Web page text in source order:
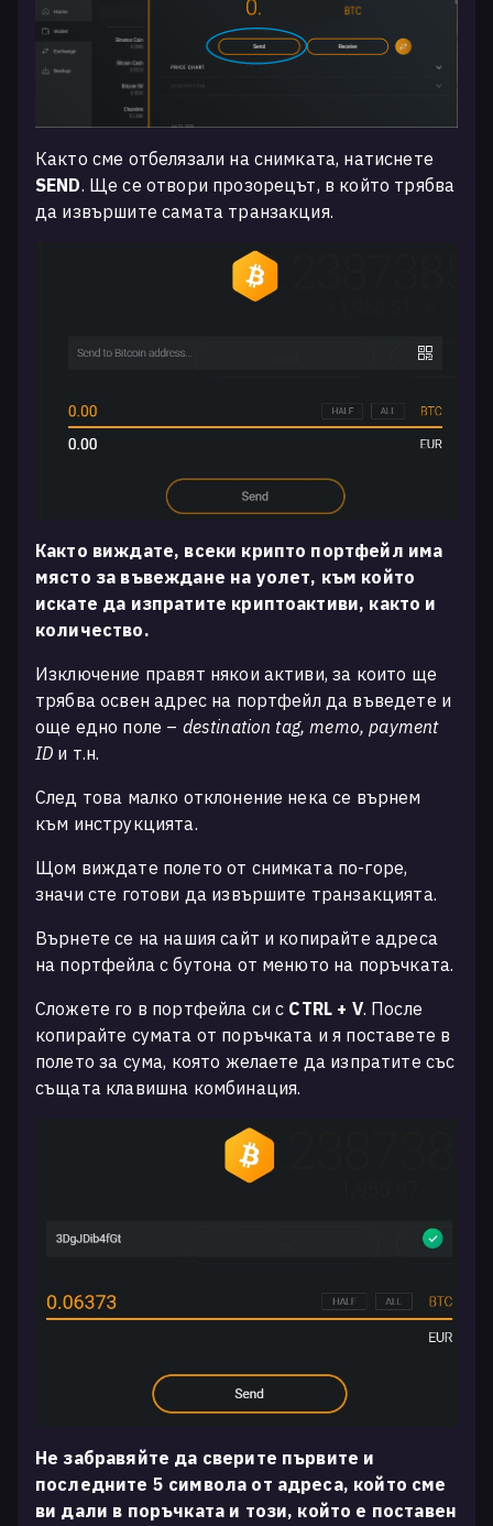
Както сме отбелязали на снимката, натиснете
SEND. Ще се отвори прозорецът, в който трябва
да извършите самата транзакция.
Както виждате, всеки крипто портфейл има
място за въвеждане на уолет, към който
искате да изпратите криптоактиви, както и
количество.
Изключение правят някои активи, за които ще
трябва освен адрес на портфейл да въведете и
още едно поле – destination tag, memo, payment
ID и т.н.
След това малко отклонение нека се върнем
към инструкцията.
Щом виждате полето от снимката по-горе,
значи сте готови да извършите транзакцията.
Върнете се на нашия сайт и копирайте адреса
на портфейла с бутона от менюто на поръчката.
Сложете го в портфейла си с CTRL + V. После
копирайте сумата от поръчката и я поставете в
полето за сума, която желаете да изпратите със
същата клавишна комбинация.
Не забравяйте да сверите първите и
последните 5 символа от адреса, който сме
ви дали в поръчката и този, който е поставен